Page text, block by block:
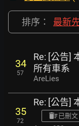
排序： 最新
34
57
Re: [公告]
所有車系
AreLies
35
72
Re: [公告]
已刪文